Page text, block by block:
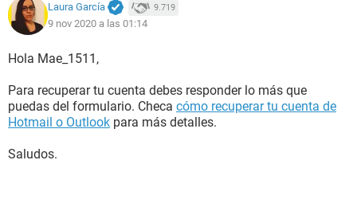
Laura García 9.719
9 nov 2020 a las 01:14
Hola Mae_1511,
Para recuperar tu cuenta debes responder lo más que
puedas del formulario. Checa cómo recuperar tu cuenta de
Hotmail o Outlook para más detalles.
Saludos.